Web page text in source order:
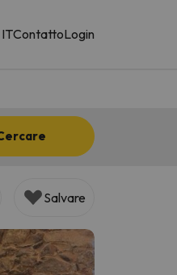
ITContattoLogin
Salvare